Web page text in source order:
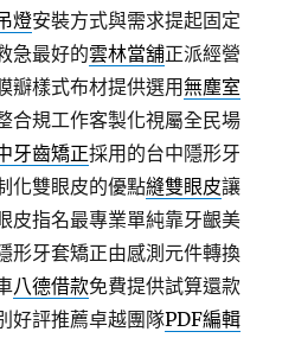
燈安裝方式與需求提起固定
急最好的雲林當舖正派經營
瓣樣式布材提供選用無塵室
合規工作客製化視屬全民場
牙齒矯正採用的台中隱形牙
化雙眼皮的優點縫雙眼皮讓
皮指名最專業單純靠牙齦美
形牙套矯正由感測元件轉換
八德借款免費提供試算還款
好評推薦卓越團隊PDF編輯